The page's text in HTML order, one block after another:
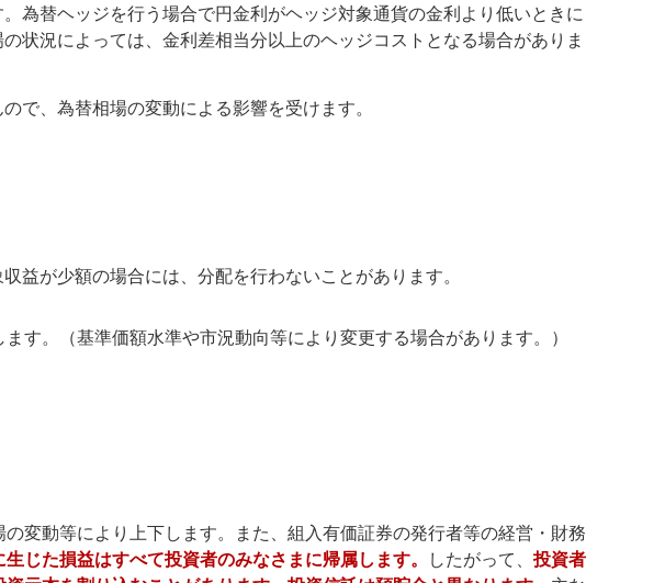
為替ヘッジを行う場合で円金利がヘッジ対象通貨の金利より低いときに
状況によっては、金利差相当分以上のヘッジコストとなる場合がありま
で、為替相場の変動による影響を受けます。
益が少額の場合には、分配を行わないことがあります。
す。（基準価額水準や市況動向等により変更する場合があります。）
変動等により上下します。また、組入有価証券の発行者等の経営・財務
じた損益はすべて投資者のみなさまに帰属します。 したがって、投資者